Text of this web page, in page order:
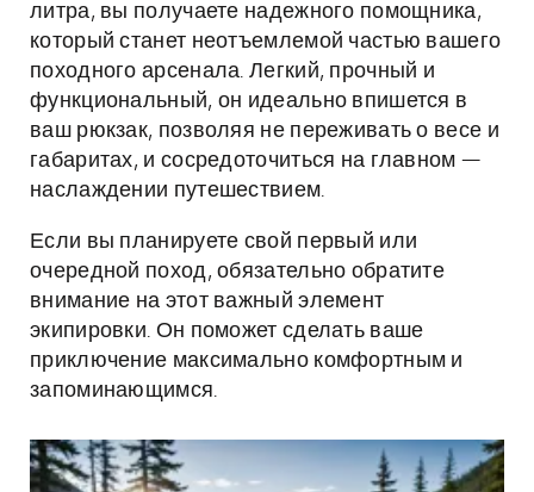
литра, вы получаете надежного помощника,
который станет неотъемлемой частью вашего
походного арсенала. Легкий, прочный и
функциональный, он идеально впишется в
ваш рюкзак, позволяя не переживать о весе и
габаритах, и сосредоточиться на главном —
наслаждении путешествием.
Если вы планируете свой первый или
очередной поход, обязательно обратите
внимание на этот важный элемент
экипировки. Он поможет сделать ваше
приключение максимально комфортным и
запоминающимся.